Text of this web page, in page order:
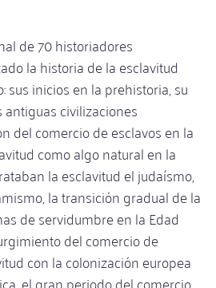
de 70 historiadores
la historia de la esclavitud
sus inicios en la prehistoria, su
civilizaciones
del comercio de esclavos en la
como algo natural en la
la esclavitud el judaísmo,
la transición gradual de la
de servidumbre en la Edad
del comercio de
con la colonización europea